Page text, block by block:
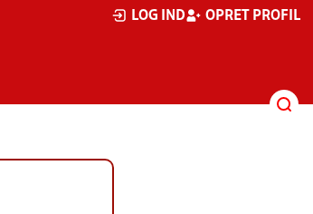
LOG IND OPRET PROFIL